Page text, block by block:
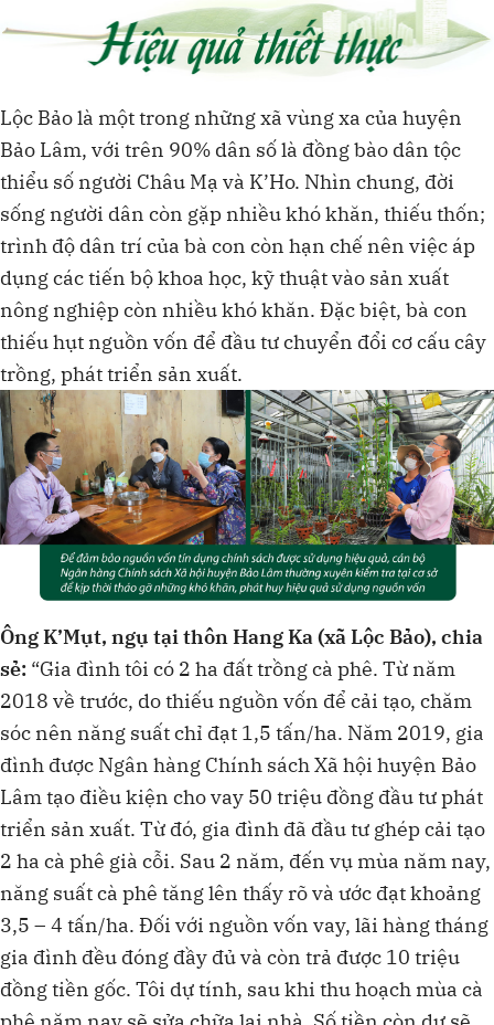
Lộc Bảo là một trong những xã vùng xa của huyện
Bảo Lâm, với trên 90% dân số là đồng bào dân tộc
thiểu số người Châu Mạ và K’Ho. Nhìn chung, đời
sống người dân còn gặp nhiều khó khăn, thiếu thốn;
trình độ dân trí của bà con còn hạn chế nên việc áp
dụng các tiến bộ khoa học, kỹ thuật vào sản xuất
nông nghiệp còn nhiều khó khăn. Đặc biệt, bà con
thiếu hụt nguồn vốn để đầu tư chuyển đổi cơ cấu cây
trồng, phát triển sản xuất.
Ông K’Mụt, ngụ tại thôn Hang Ka (xã Lộc Bảo), chia
sẻ: “Gia đình tôi có 2 ha đất trồng cà phê. Từ năm
2018 về trước, do thiếu nguồn vốn để cải tạo, chăm
sóc nên năng suất chỉ đạt 1,5 tấn/ha. Năm 2019, gia
đình được Ngân hàng Chính sách Xã hội huyện Bảo
Lâm tạo điều kiện cho vay 50 triệu đồng đầu tư phát
triển sản xuất. Từ đó, gia đình đã đầu tư ghép cải tạo
2 ha cà phê già cỗi. Sau 2 năm, đến vụ mùa năm nay,
năng suất cà phê tăng lên thấy rõ và ước đạt khoảng
3,5 – 4 tấn/ha. Đối với nguồn vốn vay, lãi hàng tháng
gia đình đều đóng đầy đủ và còn trả được 10 triệu
đồng tiền gốc. Tôi dự tính, sau khi thu hoạch mùa cà